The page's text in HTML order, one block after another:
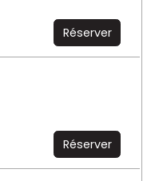
Réserver
Réserver